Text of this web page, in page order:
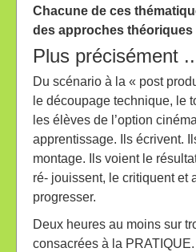
Chacune de ces
des approches théoriques
Plus précisément
Du scénario à la « post
le découpage technique, le
les élèves de l’option
apprentissage. Ils écrivent.
montage. Ils voient le
ré- jouissent, le critiquent et
progresser.
Deux heures au moins sur
consacrées à la PRATIQUE.